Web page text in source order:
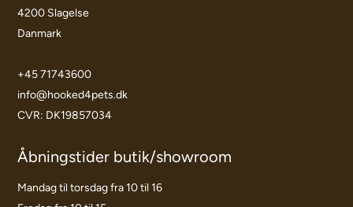
4200 Slagelse
Danmark
+45 71743600
info@hooked4pets.dk
CVR: DK19857034
Åbningstider butik/showroom
Mandag til torsdag fra 10 til 16